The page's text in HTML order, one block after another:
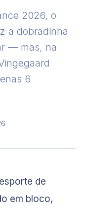
2026, o
a dobradinha
— mas, na
6
de
em bloco,